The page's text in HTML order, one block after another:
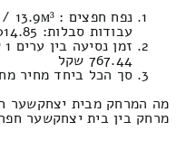
עבודות סבלות: 1014.85 ₪
767.44 שקל
סך הכל ביחד מחיר מחירון:
מה המרחק מבית יצחקשער
מרחק בין בית יצחקשער חפר ←